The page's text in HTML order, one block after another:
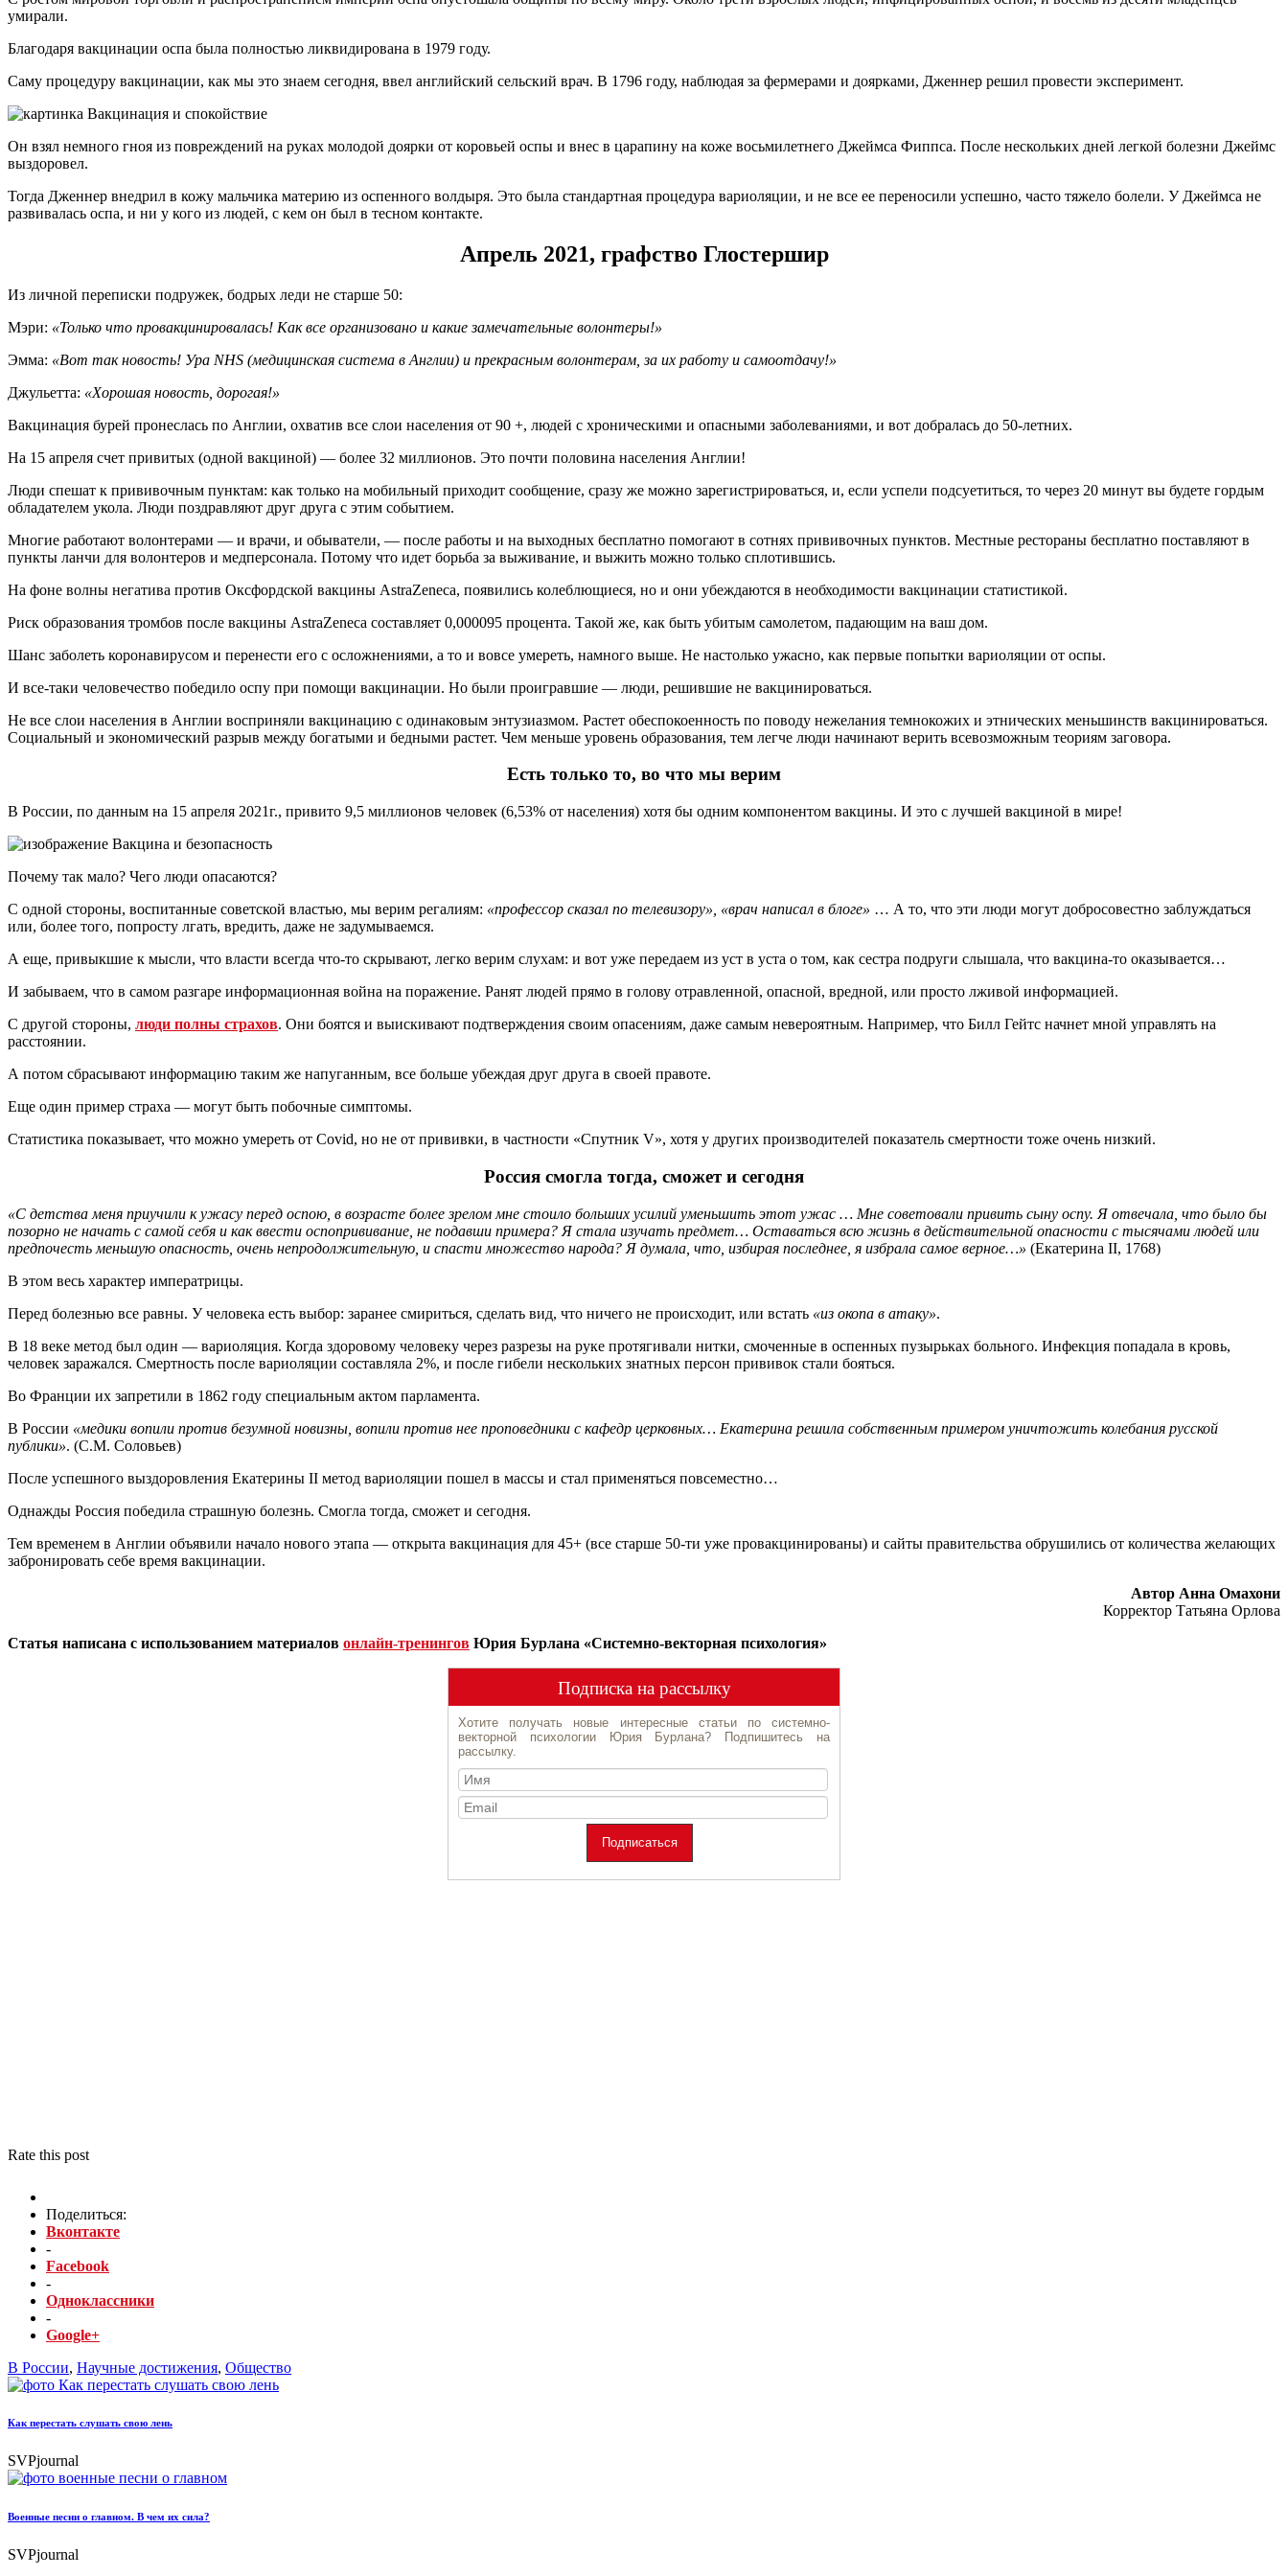
умирали.
Благодаря вакцинации оспа была полностью ликвидирована в 1979 году.
Саму процедуру вакцинации, как мы это знаем сегодня, ввел английский сельский врач. В 1796 году, наблюдая за фермерами и доярками, Дженнер решил провести эксперимент.
Он взял немного гноя из повреждений на руках молодой доярки от коровьей оспы и внес в царапину на коже восьмилетнего Джеймса Фиппса. После нескольких дней легкой болезни Джеймс
выздоровел.
Тогда Дженнер внедрил в кожу мальчика материю из оспенного волдыря. Это была стандартная процедура вариоляции, и не все ее переносили успешно, часто тяжело болели. У Джеймса не
развивалась оспа, и ни у кого из людей, с кем он был в тесном контакте.
Апрель 2021, графство Глостершир
Из личной переписки подружек, бодрых леди не старше 50:
Мэри: «Только что провакцинировалась! Как все организовано и какие замечательные волонтеры!»
Эмма: «Вот так новость! Ура NHS (медицинская система в Англии) и прекрасным волонтерам, за их работу и самоотдачу!»
Джульетта: «Хорошая новость, дорогая!»
Вакцинация бурей пронеслась по Англии, охватив все слои населения от 90 +, людей с хроническими и опасными заболеваниями, и вот добралась до 50-летних.
На 15 апреля счет привитых (одной вакциной) — более 32 миллионов. Это почти половина населения Англии!
Люди спешат к прививочным пунктам: как только на мобильный приходит сообщение, сразу же можно зарегистрироваться, и, если успели подсуетиться, то через 20 минут вы будете гордым
обладателем укола. Люди поздравляют друг друга с этим событием.
Многие работают волонтерами — и врачи, и обыватели, — после работы и на выходных бесплатно помогают в сотнях прививочных пунктов. Местные рестораны бесплатно поставляют в
пункты ланчи для волонтеров и медперсонала. Потому что идет борьба за выживание, и выжить можно только сплотившись.
На фоне волны негатива против Оксфордской вакцины AstraZeneca, появились колеблющиеся, но и они убеждаются в необходимости вакцинации статистикой.
Риск образования тромбов после вакцины AstraZeneca составляет 0,000095 процента. Такой же, как быть убитым самолетом, падающим на ваш дом.
Шанс заболеть коронавирусом и перенести его с осложнениями, а то и вовсе умереть, намного выше. Не настолько ужасно, как первые попытки вариоляции от оспы.
И все-таки человечество победило оспу при помощи вакцинации. Но были проигравшие — люди, решившие не вакцинироваться.
Не все слои населения в Англии восприняли вакцинацию с одинаковым энтузиазмом. Растет обеспокоенность по поводу нежелания темнокожих и этнических меньшинств вакцинироваться.
Социальный и экономический разрыв между богатыми и бедными растет. Чем меньше уровень образования, тем легче люди начинают верить всевозможным теориям заговора.
Есть только то, во что мы верим
В России, по данным на 15 апреля 2021г., привито 9,5 миллионов человек (6,53% от населения) хотя бы одним компонентом вакцины. И это с лучшей вакциной в мире!
Почему так мало? Чего люди опасаются?
С одной стороны, воспитанные советской властью, мы верим регалиям: «профессор сказал по телевизору», «врач написал в блоге» … А то, что эти люди могут добросовестно заблуждаться
или, более того, попросту лгать, вредить, даже не задумываемся.
А еще, привыкшие к мысли, что власти всегда что-то скрывают, легко верим слухам: и вот уже передаем из уст в уста о том, как сестра подруги слышала, что вакцина-то оказывается…
И забываем, что в самом разгаре информационная война на поражение. Ранят людей прямо в голову отравленной, опасной, вредной, или просто лживой информацией.
С другой стороны, люди полны страхов. Они боятся и выискивают подтверждения своим опасениям, даже самым невероятным. Например, что Билл Гейтс начнет мной управлять на
расстоянии.
А потом сбрасывают информацию таким же напуганным, все больше убеждая друг друга в своей правоте.
Еще один пример страха — могут быть побочные симптомы.
Статистика показывает, что можно умереть от Сovid, но не от прививки, в частности «Спутник V», хотя у других производителей показатель смертности тоже очень низкий.
Россия смогла тогда, сможет и сегодня
«С детства меня приучили к ужасу перед оспою, в возрасте более зрелом мне стоило больших усилий уменьшить этот ужас … Мне советовали привить сыну оспу. Я отвечала, что было бы
позорно не начать с самой себя и как ввести оспопрививание, не подавши примера? Я стала изучать предмет… Оставаться всю жизнь в действительной опасности с тысячами людей или
предпочесть меньшую опасность, очень непродолжительную, и спасти множество народа? Я думала, что, избирая последнее, я избрала самое верное…» (Екатерина II, 1768)
В этом весь характер императрицы.
Перед болезнью все равны. У человека есть выбор: заранее смириться, сделать вид, что ничего не происходит, или встать «из окопа в атаку».
В 18 веке метод был один — вариоляция. Когда здоровому человеку через разрезы на руке протягивали нитки, смоченные в оспенных пузырьках больного. Инфекция попадала в кровь,
человек заражался. Смертность после вариоляции составляла 2%, и после гибели нескольких знатных персон прививок стали бояться.
Во Франции их запретили в 1862 году специальным актом парламента.
В России «медики вопили против безумной новизны, вопили против нее проповедники с кафедр церковных… Екатерина решила собственным примером уничтожить колебания русской
публики». (С.М. Соловьев)
После успешного выздоровления Екатерины II метод вариоляции пошел в массы и стал применяться повсеместно…
Однажды Россия победила страшную болезнь. Смогла тогда, сможет и сегодня.
Тем временем в Англии объявили начало нового этапа — открыта вакцинация для 45+ (все старше 50-ти уже провакцинированы) и сайты правительства обрушились от количества желающих
забронировать себе время вакцинации.
Автор Анна Омахони
Корректор Татьяна Орлова
Статья написана с использованием материалов онлайн-тренингов Юрия Бурлана «Системно-векторная психология»
Rate this post
Поделиться:
Вконтакте
-
Facebook
-
Одноклассники
-
Google+
В России, Научные достижения, Общество
Как перестать слушать свою лень
SVPjournal
Военные песни о главном. В чем их сила?
SVPjournal